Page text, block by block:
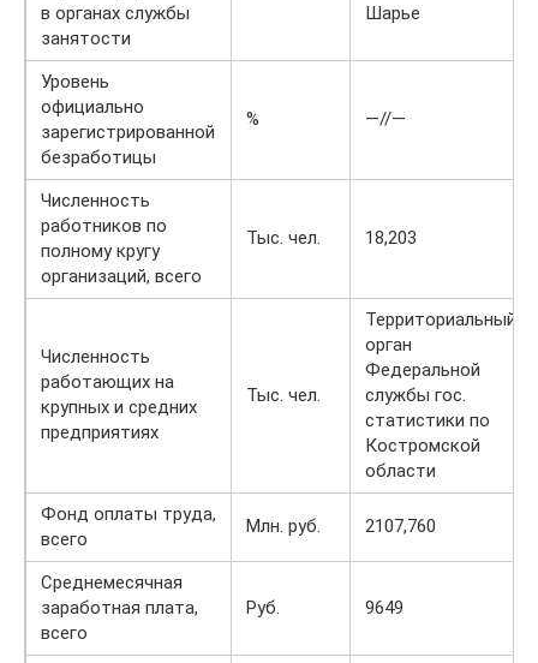
в органах службы
занятости
Шарье
Уровень
официально
зарегистрированной
безработицы
% —//—
Численность
работников по
полному кругу
организаций, всего
Тыс. чел. 18,203
Численность
работающих на
крупных и средних
предприятиях
Тыс. чел.
Территориальный
орган
Федеральной
службы гос.
статистики по
Костромской
области
Фонд оплаты труда,
всего
Млн. руб. 2107,760
Среднемесячная
заработная плата,
всего
Руб. 9649